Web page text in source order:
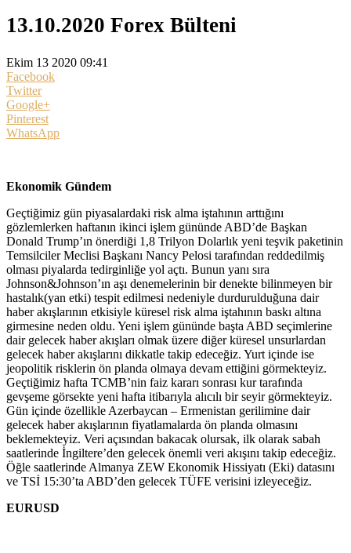
13.10.2020 Forex Bülteni
Ekim 13 2020 09:41
Facebook
Twitter
Google+
Pinterest
WhatsApp
Ekonomik Gündem
Geçtiğimiz gün piyasalardaki risk alma iştahının arttığını
gözlemlerken haftanın ikinci işlem gününde ABD’de Başkan
Donald Trump’ın önerdiği 1,8 Trilyon Dolarlık yeni teşvik paketinin
Temsilciler Meclisi Başkanı Nancy Pelosi tarafından reddedilmiş
olması piyalarda tedirginliğe yol açtı. Bunun yanı sıra
Johnson&Johnson’ın aşı denemelerinin bir denekte bilinmeyen bir
hastalık(yan etki) tespit edilmesi nedeniyle durdurulduğuna dair
haber akışlarının etkisiyle küresel risk alma iştahının baskı altına
girmesine neden oldu. Yeni işlem gününde başta ABD seçimlerine
dair gelecek haber akışları olmak üzere diğer küresel unsurlardan
gelecek haber akışlarını dikkatle takip edeceğiz. Yurt içinde ise
jeopolitik risklerin ön planda olmaya devam ettiğini görmekteyiz.
Geçtiğimiz hafta TCMB’nin faiz kararı sonrası kur tarafında
gevşeme görsekte yeni hafta itibarıyla alıcılı bir seyir görmekteyiz.
Gün içinde özellikle Azerbaycan – Ermenistan gerilimine dair
gelecek haber akışlarının fiyatlamalarda ön planda olmasını
beklemekteyiz. Veri açısından bakacak olursak, ilk olarak sabah
saatlerinde İngiltere’den gelecek önemli veri akışını takip edeceğiz.
Öğle saatlerinde Almanya ZEW Ekonomik Hissiyatı (Eki) datasını
ve TSİ 15:30’ta ABD’den gelecek TÜFE verisini izleyeceğiz.
EURUSD